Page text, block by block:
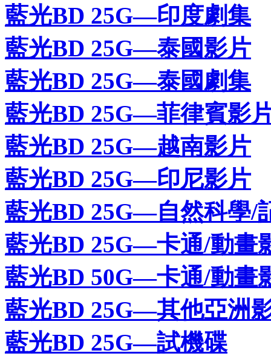
藍光BD 25G—印度劇集
藍光BD 25G—泰國影片
藍光BD 25G—泰國劇集
藍光BD 25G—菲律賓影
藍光BD 25G—越南影片
藍光BD 25G—印尼影片
藍光BD 25G—自然科學/
藍光BD 25G—卡通/動畫
藍光BD 50G—卡通/動畫
藍光BD 25G—其他亞洲
藍光BD 25G—試機碟